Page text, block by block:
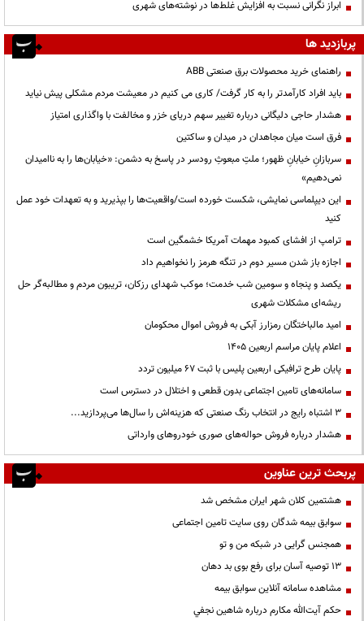
ابراز نگرانی نسبت به افزایش غلط‌ها در نوشته‌های شهری
پربازدید ها
راهنمای خرید محصولات برق صنعتی ABB
باید افراد کارآمدتر را به کار گرفت/ کاری می کنیم در معیشت مردم مشکلی پیش نیاید
هشدار حاجی دلیگانی درباره تغییر سهم دریای خزر و مخالفت با واگذاری امتیاز
فرق است میان مجاهدان در میدان و ساکتین
سربازانِ خیابانِ ظهور؛ ملتِ مبعوثِ رودسر در پاسخ به دشمن: «خیابان‌ها را به ناامیدان
نمی‌دهیم»
این دیپلماسی نمایشی، شکست خورده است/واقعیت‌ها را بپذیرید و به تعهدات خود عمل
کنید
ترامپ از افشای کمبود مهمات آمریکا خشمگین است
اجازه باز شدن مسیر دوم در تنگه هرمز را نخواهیم داد
یکصد و پنجاه و سومین شب خدمت؛ موکب شهدای رزکان، تریبون مردم و مطالبه‌گر حل
ریشه‌ای مشکلات شهری
امید مالباختگان رمزارز آبکی به فروش اموال محکومان
اعلام پایان مراسم اربعین ۱۴۰۵
پایان طرح ترافیکی اربعین پلیس با ثبت ۶۷ میلیون تردد
سامانه‌های تامین اجتماعی بدون قطعی و اختلال در دسترس است
3 اشتباه رایج در انتخاب رنگ صنعتی که هزینه‌اش را سال‌ها می‌پردازید...
هشدار درباره فروش حواله‌های صوری خودروهای وارداتی
پربحث ترین عناوین
هشتمین کلان شهر ایران مشخص شد
سوابق بیمه شدگان روی سایت تامین اجتماعی
همجنس گرایی در شبکه من و تو
13 توصیه آسان برای رفع بوی بد دهان
مشاهده سامانه آنلاين سوابق بیمه
حكم آيت‌الله مكارم درباره شاهين نجفي